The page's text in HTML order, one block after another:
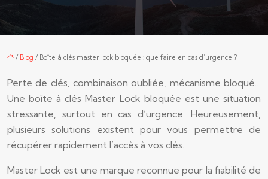
/ Blog / Boîte à clés master lock bloquée : que faire en cas d’urgence ?
Perte de clés, combinaison oubliée, mécanisme bloqué…
Une boîte à clés Master Lock bloquée est une situation
stressante, surtout en cas d’urgence. Heureusement,
plusieurs solutions existent pour vous permettre de
récupérer rapidement l’accès à vos clés.
Master Lock est une marque reconnue pour la fiabilité de